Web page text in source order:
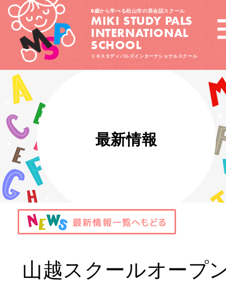
0歳から学べる松山市の英会話スクール
MIKI STUDY PALS
INTERNATIONAL
SCHOOL
ミキスタディパルズインターナショナルスクール
最新情報
山越スクールオープ